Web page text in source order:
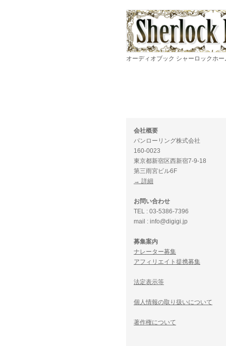
オーディオブック シャーロックホー
会社概要
パンローリング株式会社
160-0023
東京都新宿区西新宿7-9-18
第三雨宮ビル6F
→ 詳細
お問い合わせ
TEL : 03-5386-7396
mail : info@digigi.jp
募集案内
ナレーター募集
アフィリエイト提携募集
法定表示等
個人情報の取り扱いについて
著作権について